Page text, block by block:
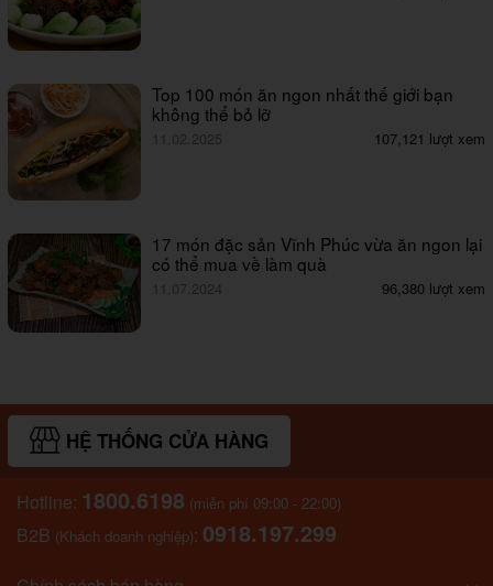
Top 100 món ăn ngon nhất thế giới bạn
không thể bỏ lỡ
11.02.2025 107,121 lượt xem
17 món đặc sản Vĩnh Phúc vừa ăn ngon lại
có thể mua về làm quà
11.07.2024 96,380 lượt xem
HỆ THỐNG CỬA HÀNG
Hotline: 1800.6198 (miễn phí 09:00 - 22:00)
B2B (Khách doanh nghiệp): 0918.197.299